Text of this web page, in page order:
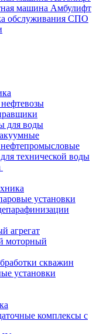
машина Амбулифт
обслуживания СПО
для воды
технической воды
установки
агрегат
моторный
скважин
установки
комплексы с